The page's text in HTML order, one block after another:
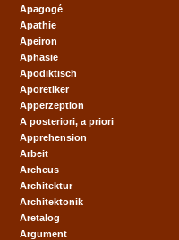
Apagogé
Apathie
Apeiron
Aphasie
Apodiktisch
Aporetiker
Apperzeption
A posteriori, a priori
Apprehension
Arbeit
Archeus
Architektur
Architektonik
Aretalog
Argument